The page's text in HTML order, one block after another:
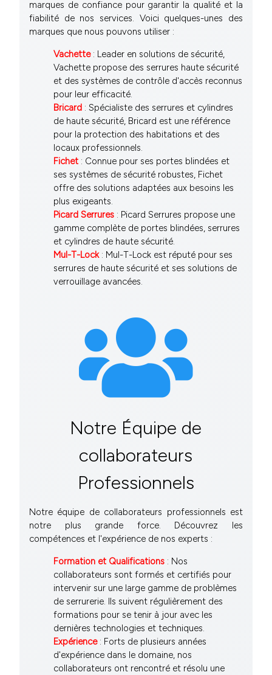
marques de confiance pour garantir la qualité et la
fiabilité de nos services. Voici quelques-unes des
marques que nous pouvons utiliser :
Vachette: Leader en solutions de sécurité,
Vachette propose des serrures haute sécurité
et des systèmes de contrôle d'accès reconnus
pour leur efficacité.
Bricard : Spécialiste des serrures et cylindres
de haute sécurité, Bricard est une référence
pour la protection des habitations et des
locaux professionnels.
Fichet : Connue pour ses portes blindées et
ses systèmes de sécurité robustes, Fichet
offre des solutions adaptées aux besoins les
plus exigeants.
Picard Serrures : Picard Serrures propose une
gamme complète de portes blindées, serrures
et cylindres de haute sécurité.
Mul-T-Lock: Mul-T-Lock est réputé pour ses
serrures de haute sécurité et ses solutions de
verrouillage avancées.
Notre Équipe de
collaborateurs
Professionnels
Notre équipe de collaborateurs professionnels est
notre plus grande force. Découvrez les
compétences et l'expérience de nos experts :
Formation et Qualifications : Nos
collaborateurs sont formés et certifiés pour
intervenir sur une large gamme de problèmes
de serrurerie. Ils suivent régulièrement des
formations pour se tenir à jour avec les
dernières technologies et techniques.
Expérience: Forts de plusieurs années
d'expérience dans le domaine, nos
collaborateurs ont rencontré et résolu une